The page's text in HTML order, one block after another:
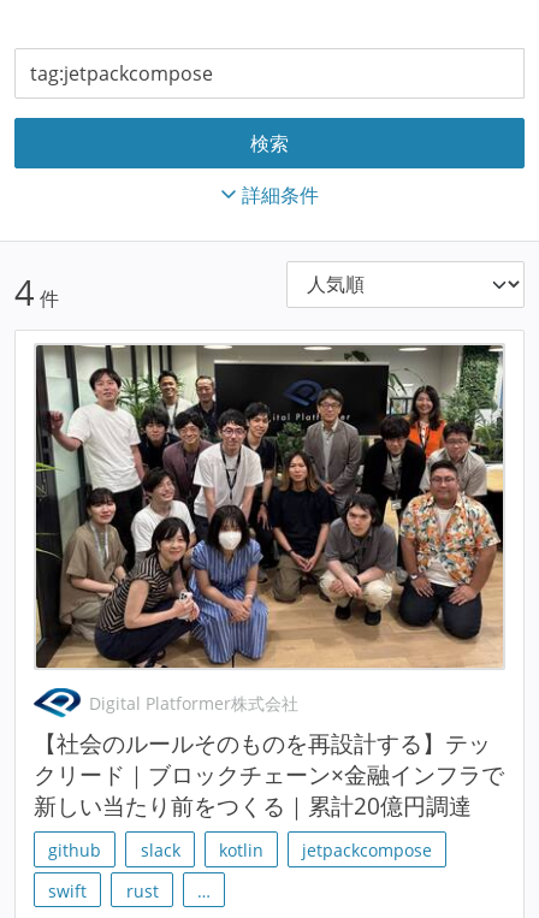
詳細条件
4 件
Digital Platformer株式会社
【社会のルールそのものを再設計する】テッ
クリード｜ブロックチェーン×金融インフラで
新しい当たり前をつくる｜累計20億円調達
github slack kotlin
jetpackcompose
swift
rust …